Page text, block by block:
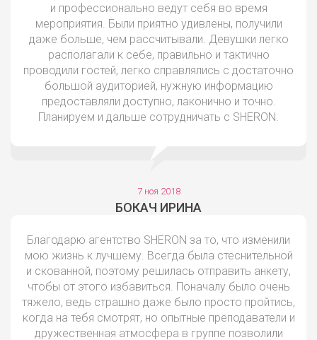
и профессионально ведут себя во время
мероприятия. Были приятно удивлены, получили
даже больше, чем рассчитывали. Девушки легко
располагали к себе, правильно и тактично
проводили гостей, легко справлялись с достаточно
большой аудиторией, нужную информацию
предоставляли доступно, лаконично и точно.
Планируем и дальше сотрудничать с SHERON.
7 ноя 2018
БОКАЧ ИРИНА
Благодарю агентство SHERON за то, что изменили
мою жизнь к лучшему. Всегда была стеснительной
и скованной, поэтому решилась отправить анкету,
чтобы от этого избавиться. Поначалу было очень
тяжело, ведь страшно даже было просто пройтись,
когда на тебя смотрят, но опытные преподаватели и
дружественная атмосфера в группе позволили